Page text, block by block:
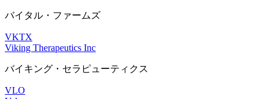
バイタル・ファームズ
VKTX
Viking Therapeutics Inc
バイキング・セラピューティクス
VLO